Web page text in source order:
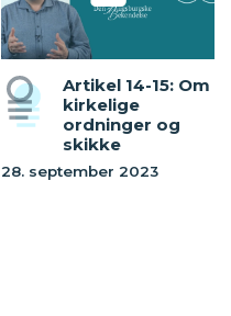
Artikel 14-15: Om
kirkelige
ordninger og
skikke
28. september 2023